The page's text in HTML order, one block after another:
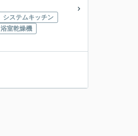
システムキッチン
浴室乾燥機